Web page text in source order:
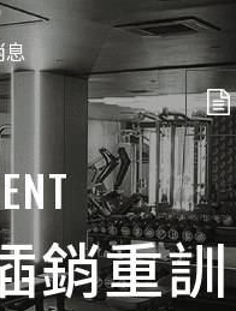
銷重訓